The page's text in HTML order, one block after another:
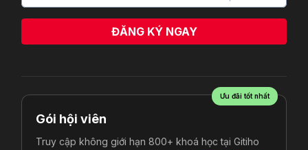
ĐĂNG KÝ NGAY
Ưu đãi tốt nhất
Gói hội viên
Truy cập không giới hạn 800+ khoá học tại Gitiho